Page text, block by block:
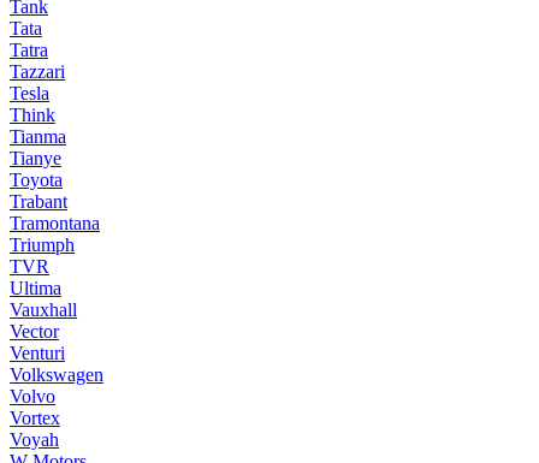
Tank
Tata
Tatra
Tazzari
Tesla
Think
Tianma
Tianye
Toyota
Trabant
Tramontana
Triumph
TVR
Ultima
Vauxhall
Vector
Venturi
Volkswagen
Volvo
Vortex
Voyah